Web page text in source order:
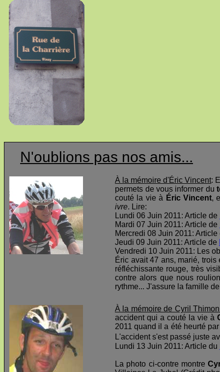
N'oublions pas nos amis...
À la mémoire d'Éric Vincent:
permets de vous informer du
couté la vie à Éric Vincent,
ivre. Lire:
Lundi 06 Juin 2011: Article de
Mardi 07 Juin 2011: Article de
Mercredi 08 Juin 2011:
Jeudi 09 Juin 2011: Article de
Vendredi 10 Juin 2011: Les
Éric avait 47 ans, marié,
réfléchissante rouge, très
contre alors que nous
rythme... J'assure la famille
À la mémoire de Cyril
accident qui a couté la vie à
2011 quand il a été heurté
L'accident s'est passé juste
Lundi 13 Juin 2011: Article du
La photo ci-contre montre